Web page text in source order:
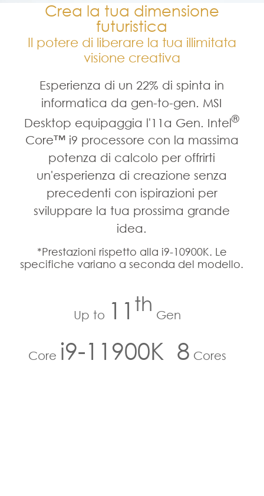
Crea la tua dimensione
futuristica
Il potere di liberare la tua illimitata
visione creativa
Esperienza di un 22% di spinta in
informatica da gen-to-gen. MSI
Desktop equipaggia l'11a Gen. Intel®
Core™ i9 processore con la massima
potenza di calcolo per offrirti
un'esperienza di creazione senza
precedenti con ispirazioni per
sviluppare la tua prossima grande
idea.
*Prestazioni rispetto alla i9-10900K. Le
specifiche variano a seconda del modello.
Up to 11 th Gen
Core i9-11900K 8 Cores